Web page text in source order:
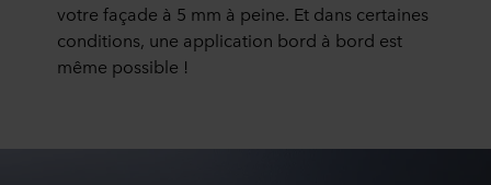
votre façade à 5 mm à peine. Et dans certaines
conditions, une application bord à bord est
même possible !